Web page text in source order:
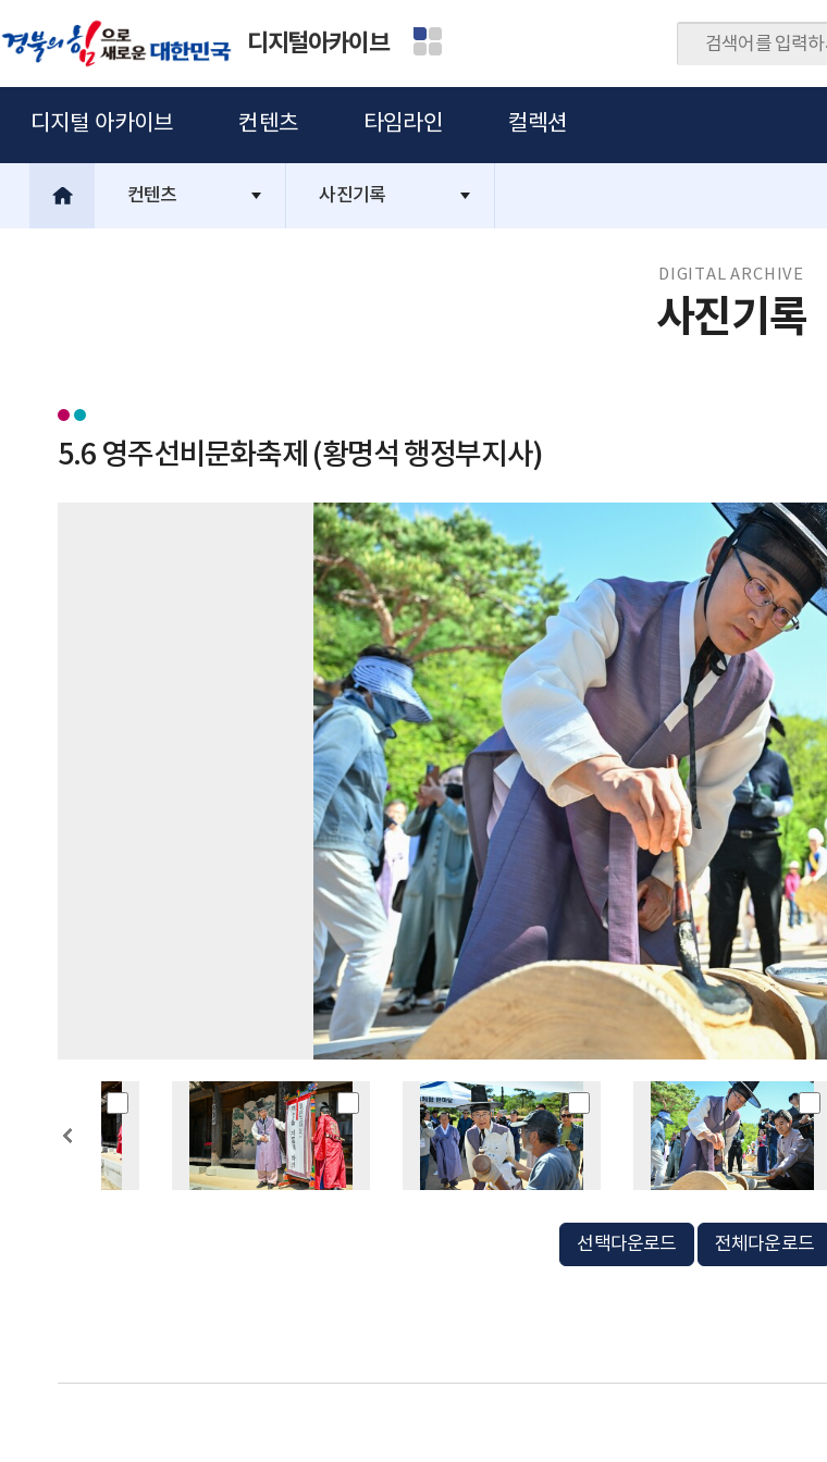
디지털아카이브
디지털 아카이브 컨텐츠 타임라인 컬렉션
컨텐츠 사진기록
DIGITAL ARCHIVE
사진기록
5.6 영주선비문화축제 (황명석 행정부지사)
선택다운로드 전체다운로드